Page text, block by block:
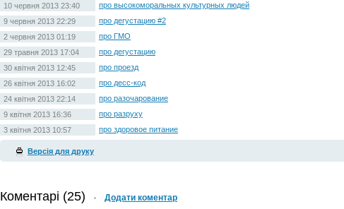
10 червня 2013 23:40
про высокоморальных культурных людей
9 червня 2013 22:29
про дегустацию #2
2 червня 2013 01:19
про ГМО
29 травня 2013 17:04
про дегустацию
30 квітня 2013 12:45
про проезд
26 квітня 2013 16:02
про десс-код
24 квітня 2013 22:14
про разочарование
9 квітня 2013 16:36
про разруху
3 квітня 2013 10:57
про здоровое питание
Версія для друку
Коментарі (25) Додати коментар